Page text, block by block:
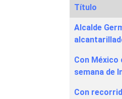
Articles
Título
Alcalde
Con
semana de
Con